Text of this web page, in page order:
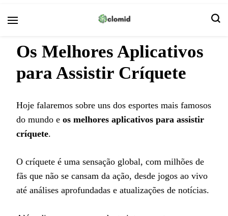
Os Melhores Aplicativos
para Assistir Críquete
Hoje falaremos sobre uns dos esportes mais famosos
do mundo e os melhores aplicativos para assistir
críquete.
O críquete é uma sensação global, com milhões de
fãs que não se cansam da ação, desde jogos ao vivo
até análises aprofundadas e atualizações de notícias.